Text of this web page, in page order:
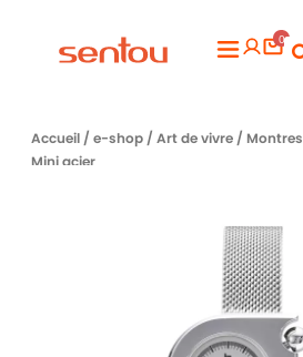
Flyout
0
Accueil/ e-shop/ Art de vivre/ Montres
Mini acier